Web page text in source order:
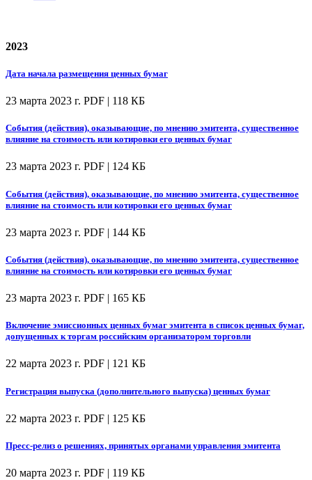
2023
Дата начала размещения ценных бумаг
23 марта 2023 г. PDF | 118 КБ
События (действия), оказывающие, по мнению эмитента, существенное
влияние на стоимость или котировки его ценных бумаг
23 марта 2023 г. PDF | 124 КБ
События (действия), оказывающие, по мнению эмитента, существенное
влияние на стоимость или котировки его ценных бумаг
23 марта 2023 г. PDF | 144 КБ
События (действия), оказывающие, по мнению эмитента, существенное
влияние на стоимость или котировки его ценных бумаг
23 марта 2023 г. PDF | 165 КБ
Включение эмиссионных ценных бумаг эмитента в список ценных бумаг,
допущенных к торгам российским организатором торговли
22 марта 2023 г. PDF | 121 КБ
Регистрация выпуска (дополнительного выпуска) ценных бумаг
22 марта 2023 г. PDF | 125 КБ
Пресс-релиз о решениях, принятых органами управления эмитента
20 марта 2023 г. PDF | 119 КБ